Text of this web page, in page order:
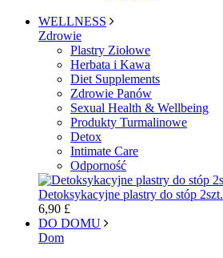
WELLNESS
Zdrowie
Plastry Ziołowe
Herbata i Kawa
Diet Supplements
Zdrowie Panów
Sexual Health & Wellbeing
Produkty Turmalinowe
Detox
Intimate Care
Odporność
Detoksykacyjne plastry do stóp 2szt.
6,90 £
DO DOMU
Dom